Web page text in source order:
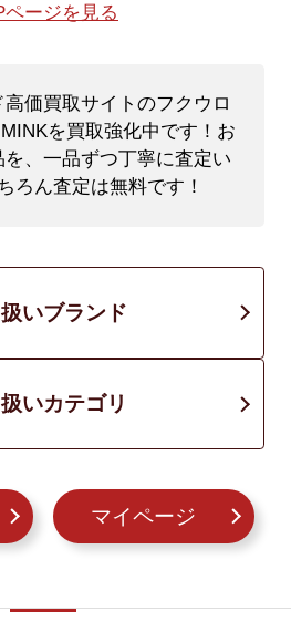
ページを見る
価買取サイトのフクウロ
を買取強化中です！ お
、一品ずつ丁寧に査定い
ろん査定は無料です！
いブランド
いカテゴリ
マイページ